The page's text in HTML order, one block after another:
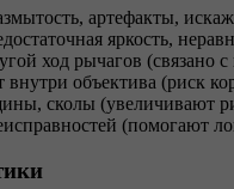
артефакты,
яркость,
ход рычагов (связано
объектива (риск
сколы (увеличивают
(помогают